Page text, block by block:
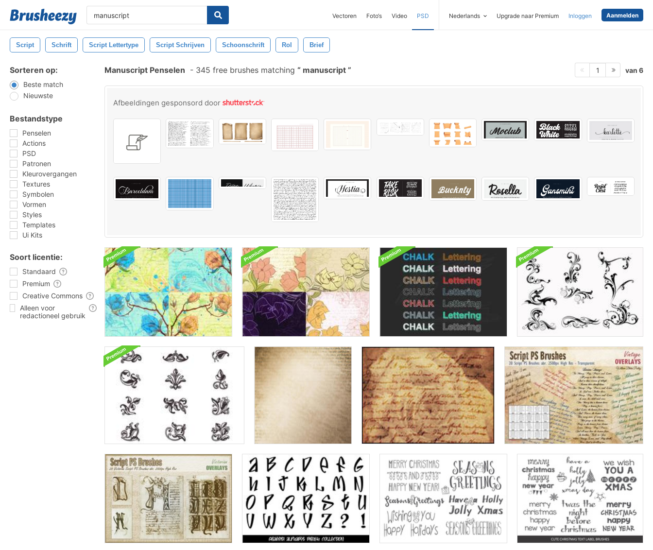
Vectoren Foto‘s Video PSD Nederlands Upgrade naar Premium Inloggen Aanmelden
Script Schrift Script Lettertype Script Schrijven Schoonschrift Rol Brief
Sorteren op:
Beste match
Nieuwste
Bestandstype
Penselen
Actions
PSD
Patronen
Kleurovergangen
Textures
Symbolen
Vormen
Styles
Templates
Ui Kits
Soort licentie:
Standaard
Premium
Creative Commons
Alleen voor
redactioneel gebruik
Manuscript Penselen - 345 free brushes matching manuscript 1 van 6
Afbeeldingen gesponsord door